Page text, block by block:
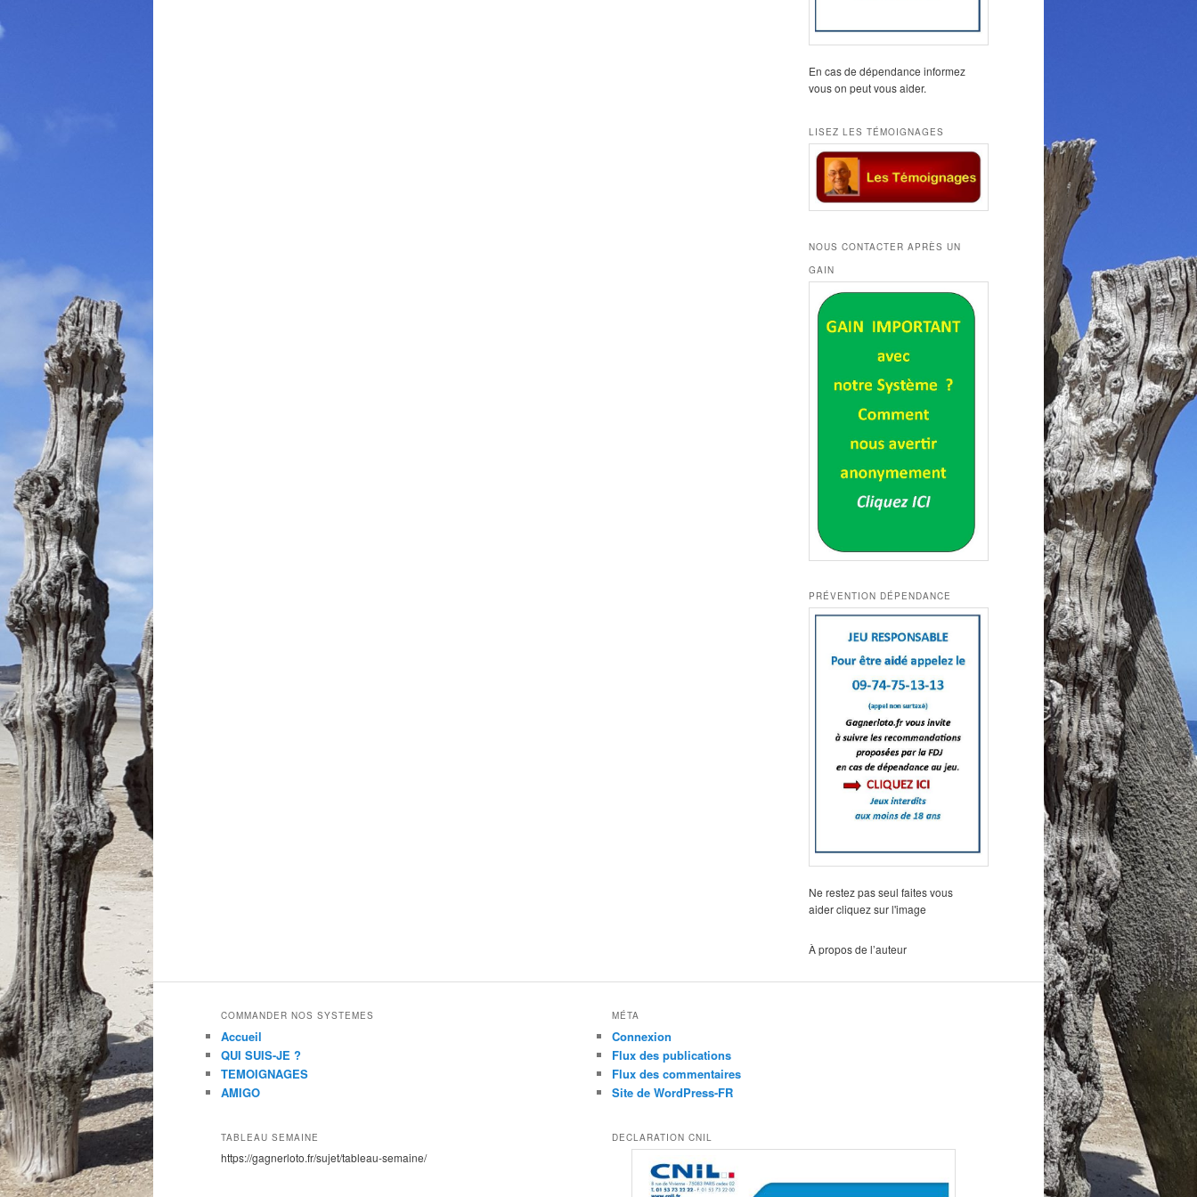
En cas de dépendance informez
vous on peut vous aider.
LISEZ LES TÉMOIGNAGES
NOUS CONTACTER APRÈS UN
GAIN
PRÉVENTION DÉPENDANCE
Ne restez pas seul faites vous
aider cliquez sur l'image
À propos de l’auteur
COMMANDER NOS SYSTEMES
Accueil
QUI SUIS-JE ?
TEMOIGNAGES
AMIGO
TABLEAU SEMAINE
https://gagnerloto.fr/sujet/tableau-semaine/
MÉTA
Connexion
Flux des publications
Flux des commentaires
Site de WordPress-FR
DECLARATION CNIL